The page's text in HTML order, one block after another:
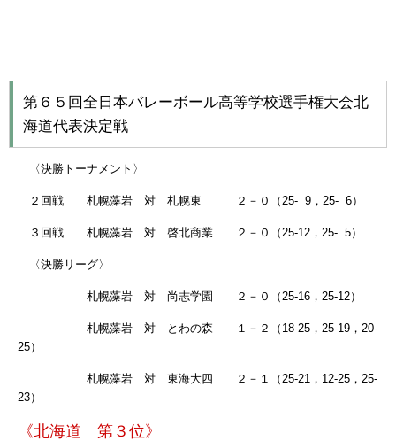
第６５回全日本バレーボール高等学校選手権大会北
海道代表決定戦
〈決勝トーナメント〉
２回戦 札幌藻岩 対 札幌東 ２－０（25- 9，25- 6）
３回戦 札幌藻岩 対 啓北商業 ２－０（25-12，25- 5）
〈決勝リーグ〉
札幌藻岩 対 尚志学園 ２－０（25-16，25-12）
札幌藻岩 対 とわの森 １－２（18-25，25-19，20-
25）
札幌藻岩 対 東海大四 ２－１（25-21，12-25，25-
23）
《北海道 第３位》